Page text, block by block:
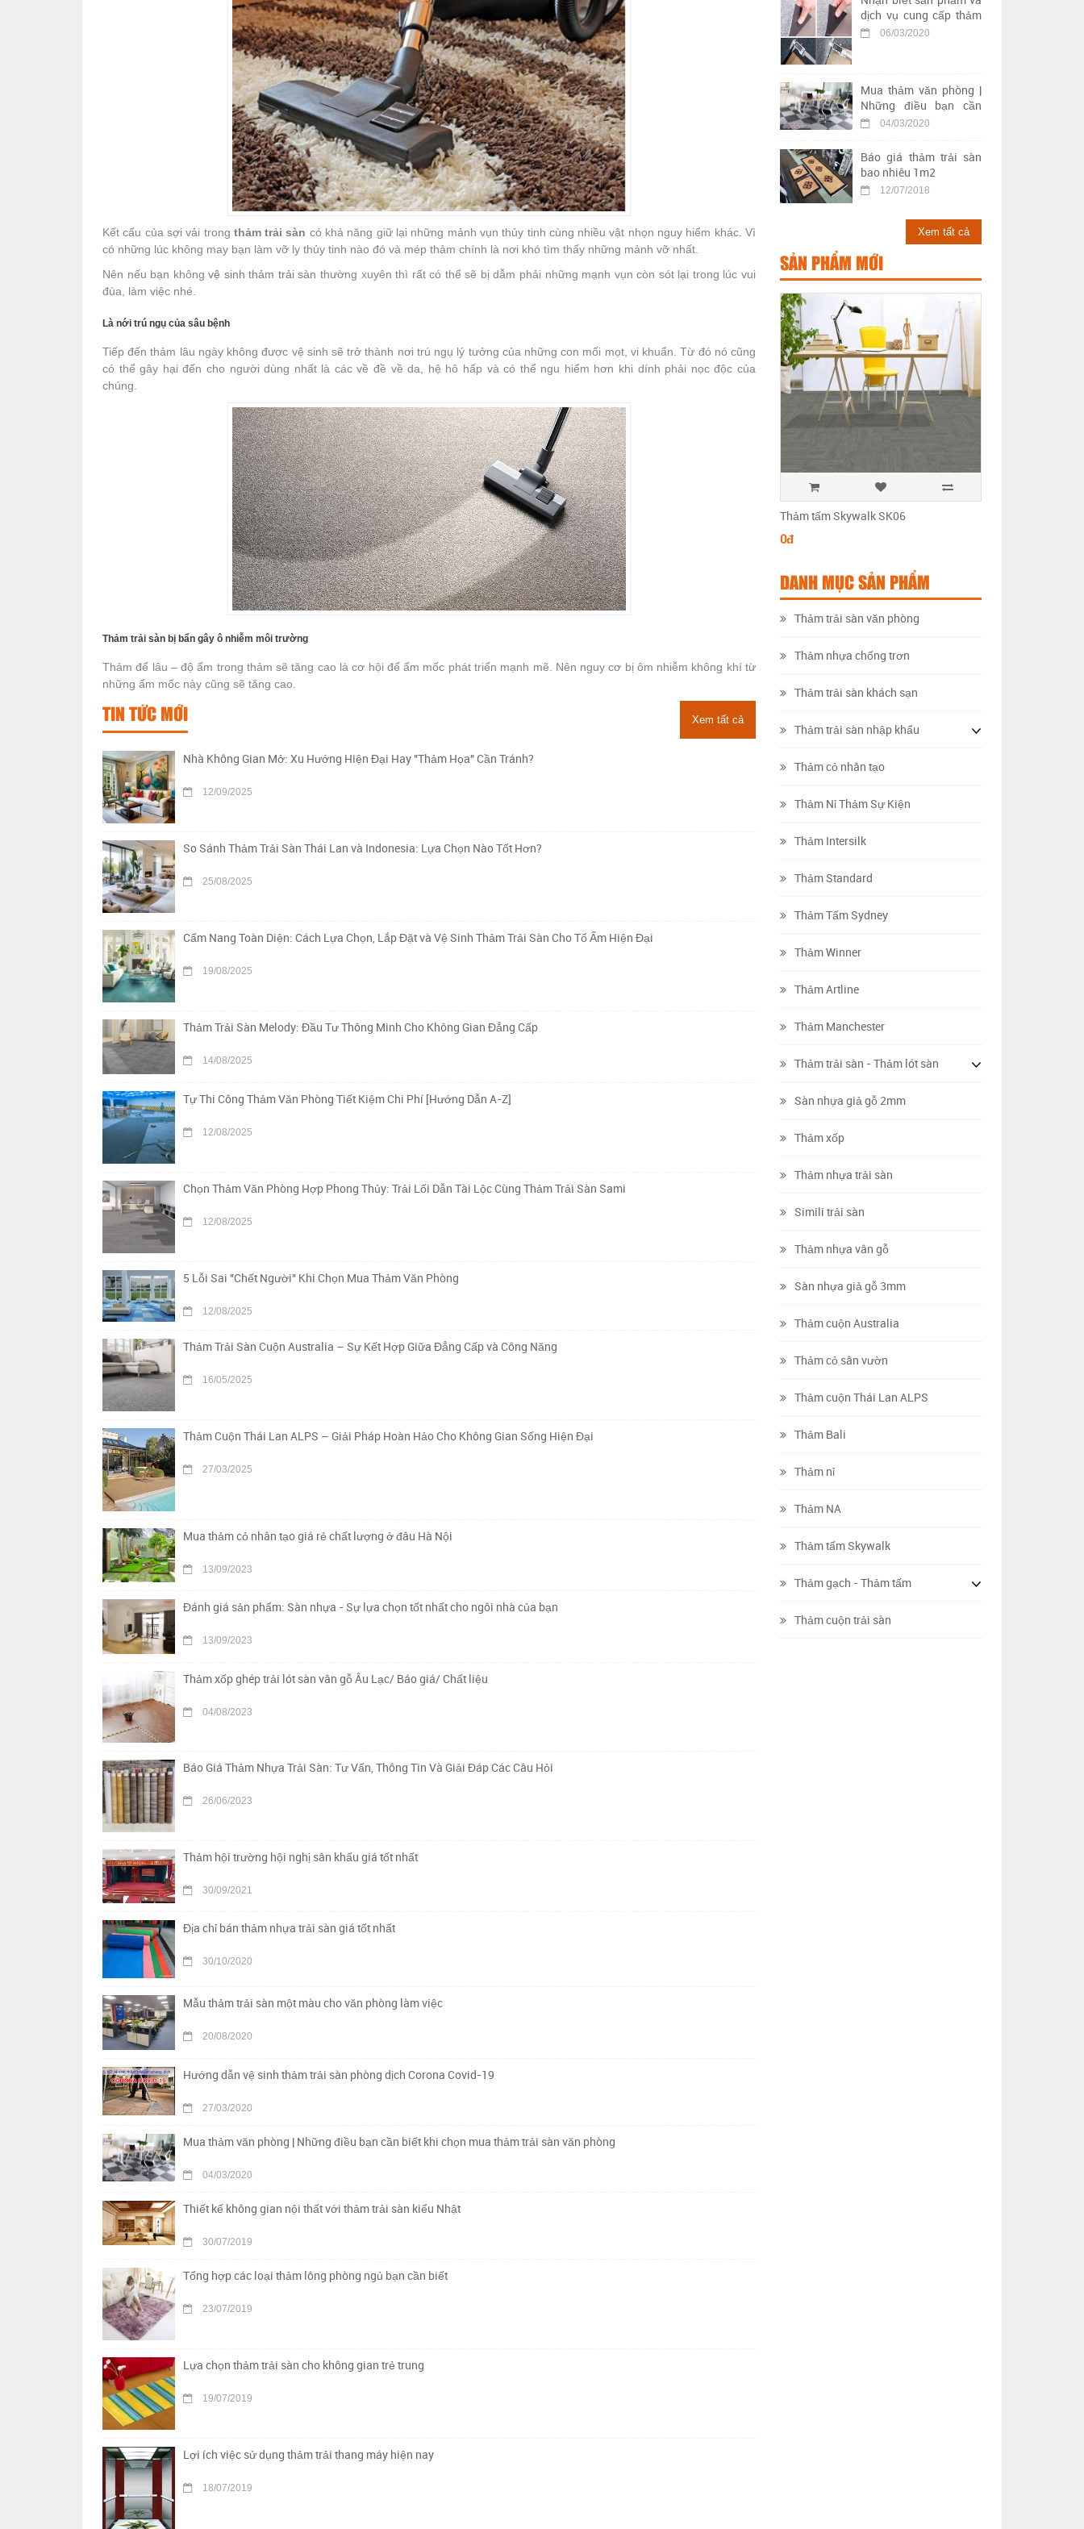
Kết cấu của sợi vải trong thảm trải sàn có khả năng giữ lại những mảnh vụn thủy tinh cùng nhiều vật nhọn nguy hiểm khác. Vì
có những lúc không may bạn làm vỡ ly thủy tinh nào đó và mép thảm chính là nơi khó tìm thấy những mảnh vỡ nhất.
Nên nếu bạn khôngvệ sinh thảm trải sàn thường xuyên thì rất có thể sẽ bị dẫm phải những mạnh vụn còn sót lại trong lúc vui
đùa, làm việc nhé.
Là nới trú ngụ của sâu bệnh
Tiếp đến thảm lâu ngày không được vệ sinh sẽ trở thành nơi trú ngụ lý tưởng của những con mối mọt, vi khuẩn. Từ đó nó cũng
có thể gây hại đến cho người dùng nhất là các về đề về da, hệ hô hấp và có thể ngu hiểm hơn khi dính phải nọc độc của
chúng.
Thảm trải sàn bị bẩn gây ô nhiễm môi trường
Thảm để lâu – độ ẩm trong thảm sẽ tăng cao là cơ hội để ẩm mốc phát triển mạnh mẽ. Nên nguy cơ bị ôm nhiễm không khí từ
những ẩm mốc này cũng sẽ tăng cao.
TIN TỨC MỚI Xem tất cả
Nhà Không Gian Mở: Xu Hướng Hiện Đại Hay "Thảm Họa" Cần Tránh?
12/09/2025
So Sánh Thảm Trải Sàn Thái Lan và Indonesia: Lựa Chọn Nào Tốt Hơn?
25/08/2025
Cẩm Nang Toàn Diện: Cách Lựa Chọn, Lắp Đặt và Vệ Sinh Thảm Trải Sàn Cho Tổ Ấm Hiện Đại
19/08/2025
Thảm Trải Sàn Melody: Đầu Tư Thông Minh Cho Không Gian Đẳng Cấp
14/08/2025
Tự Thi Công Thảm Văn Phòng Tiết Kiệm Chi Phí [Hướng Dẫn A-Z]
12/08/2025
Chọn Thảm Văn Phòng Hợp Phong Thủy: Trải Lối Dẫn Tài Lộc Cùng Thảm Trải Sàn Sami
12/08/2025
5 Lỗi Sai "Chết Người" Khi Chọn Mua Thảm Văn Phòng
12/08/2025
Thảm Trải Sàn Cuộn Australia – Sự Kết Hợp Giữa Đẳng Cấp và Công Năng
16/05/2025
Thảm Cuộn Thái Lan ALPS – Giải Pháp Hoàn Hảo Cho Không Gian Sống Hiện Đại
27/03/2025
Mua thảm cỏ nhân tạo giá rẻ chất lượng ở đâu Hà Nội
13/09/2023
Đánh giá sản phẩm: Sàn nhựa - Sự lựa chọn tốt nhất cho ngôi nhà của bạn
13/09/2023
Thảm xốp ghép trải lót sàn vân gỗ Âu Lạc/ Báo giá/ Chất liệu
04/08/2023
Báo Giá Thảm Nhựa Trải Sàn: Tư Vấn, Thông Tin Và Giải Đáp Các Câu Hỏi
26/06/2023
Thảm hội trường hội nghị sân khấu giá tốt nhất
30/09/2021
Địa chỉ bán thảm nhựa trải sàn giá tốt nhất
30/10/2020
Mẫu thảm trải sàn một màu cho văn phòng làm việc
20/08/2020
Hướng dẫn vệ sinh thảm trải sàn phòng dịch Corona Covid-19
27/03/2020
Mua thảm văn phòng | Những điều bạn cần biết khi chọn mua thảm trải sàn văn phòng
04/03/2020
Thiết kế không gian nội thất với thảm trải sàn kiểu Nhật
30/07/2019
Tổng hợp các loại thảm lông phòng ngủ bạn cần biết
23/07/2019
Lựa chọn thảm trải sàn cho không gian trẻ trung
19/07/2019
Lợi ích việc sử dụng thảm trải thang máy hiện nay
18/07/2019
dịch vụ cung cấp thảm
trải sàn kém chất lượng
06/03/2020
Mua thảm văn phòng |
Những điều bạn cần
biết khi chọn mua thảm
04/03/2020
Báo giá thảm trải sàn
bao nhiêu 1m2
12/07/2018
Xem tất cả
SẢN PHẨM MỚI
Thảm tấm Skywalk SK06
0đ
DANH MỤC SẢN PHẨM
Thảm trải sàn văn phòng
Thảm nhựa chống trơn
Thảm trải sàn khách sạn
Thảm trải sàn nhập khẩu
Thảm cỏ nhân tạo
Thảm Nỉ Thảm Sự Kiện
Thảm Intersilk
Thảm Standard
Thảm Tấm Sydney
Thảm Winner
Thảm Artline
Thảm Manchester
Thảm trải sàn - Thảm lót sàn
Sàn nhựa giả gỗ 2mm
Thảm xốp
Thảm nhựa trải sàn
Simili trải sàn
Thảm nhựa vân gỗ
Sàn nhựa giả gỗ 3mm
Thảm cuộn Australia
Thảm cỏ sân vườn
Thảm cuộn Thái Lan ALPS
Thảm Bali
Thảm nỉ
Thảm NA
Thảm tấm Skywalk
Thảm gạch - Thảm tấm
Thảm cuộn trải sàn